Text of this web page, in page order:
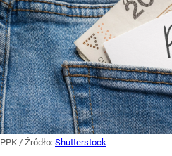
PPK / Źródło: Shutterstock